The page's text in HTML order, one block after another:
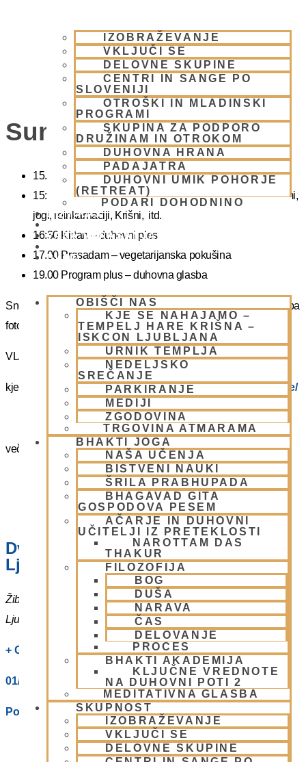
IZOBRAŽEVANJE
VKLJUČI SE
DELOVNE SKUPINE
CENTRI IN SANGE PO
SLOVENIJI
OTROŠKI IN MLADINSKI
PROGRAMI
SKUPINA ZA PODPORO
DRUŽINAM IN OTROKOM
DUHOVNA HRANA
PADAJATRA
DUHOVNI UMIK POHORJE
(RETREAT)
PODARI DOHODNINO
DONIRAJ
KOLEDAR
VAŠA VPRAŠANJA
BLOG
OBIŠČI NAS
KJE SE NAHAJAMO –
TEMPELJ HARE KRIŠNA –
ISKCON LJUBLJANA
URNIK TEMPLJA
NEDELJSKO
SREČANJE
PARKIRANJE
MEDIJI
ZGODOVINA
TRGOVINA ATMARAMA
BHAKTI JOGA
NAŠA UČENJA
BISTVENI NAUKI
ŠRILA PRABHUPADA
BHAGAVAD GITA
GOSPODOVA PESEM
AČARJE IN DUHOVNI
UČITELJI IZ PRETEKLOSTI
NAROTTAM DAS
THAKUR
FILOZOFIJA
BOG
DUŠA
NARAVA
ČAS
DELOVANJE
PROCES
BHAKTI AKADEMIJA
KLJUČNE VREDNOTE
NA DUHOVNI POTI 2
MEDITATIVNA GLASBA
SKUPNOST
IZOBRAŽEVANJE
VKLJUČI SE
DELOVNE SKUPINE
Sunday Feast
15.00 Bhadžani – duhovna glasba
15:40 Predavanje – predavanja iz zakladnice Ved o karmi,
jogi, reinkarnaciji, Krišni, itd.
16:30 Kirtan – duhovni ples
17.00 Prasadam – vegetarijanska pokušina
19.00 Program plus – duhovna glasba
Snemanje in slikanje gostov je v templju prepovedano. Lahko pa
fotografirate slikate božanstva in slike v dvorani.
VLJUDNO VABLJENI
kje in kako parkirati –https://www.harekrisna.net/parkiranje/
več info na spodnji povezavi
NEDELJSKO SREČANJE
Dvorana – Center Hare Krišna v
Ljubljani
Žibertova 27
Ljubljana
Slovenia
+ Google Zemljevidi
01/ 4312319
Poglej Prizorišče spletno stran